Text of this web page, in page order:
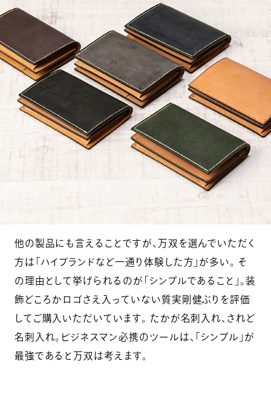
他の製品にも言えることですが、万双を選んでいただく
方は「ハイブランドなど一通り体験した方」が多い。 そ
の理由として挙げられるのが「シンプルであること」。装
飾どころかロゴさえ入っていない質実剛健ぶりを評価
してご購入いただいています。 たかが名刺入れ、されど
名刺入れ。ビジネスマン必携のツールは、「シンプル」が
最強であると万双は考えます。